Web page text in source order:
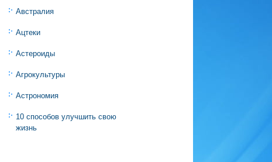
Австралия
Ацтеки
Астероиды
Агрокультуры
Астрономия
10 способов улучшить свою
жизнь